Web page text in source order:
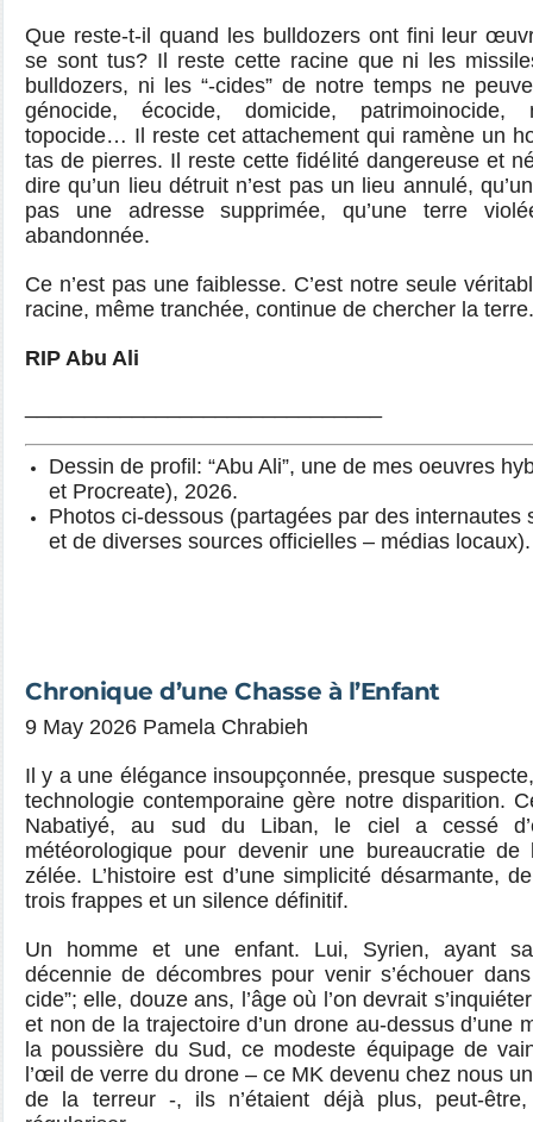
Que reste-t-il quand les bulldozers ont fini leur
se sont tus? Il reste cette racine que ni les
bulldozers, ni les “-cides” de notre temps ne
génocide, écocide, domicide, patrimoinocide,
topocide… Il reste cet attachement qui ramène un
tas de pierres. Il reste cette fidélité dangereuse et
dire qu’un lieu détruit n’est pas un lieu annulé,
pas une adresse supprimée, qu’une terre
abandonnée.
Ce n’est pas une faiblesse. C’est notre seule
racine, même tranchée, continue de chercher la terre.
RIP Abu Ali
Dessin de profil: “Abu Ali”, une de mes oeuvres
et Procreate), 2026.
Photos ci-dessous (partagées par des internautes
et de diverses sources officielles – médias locaux).
Chronique d’une Chasse à l’Enfant
9 May 2026 Pamela Chrabieh
Il y a une élégance insoupçonnée, presque
technologie contemporaine gère notre disparition.
Nabatiyé, au sud du Liban, le ciel a cessé
météorologique pour devenir une bureaucratie de
zélée. L’histoire est d’une simplicité désarmante,
trois frappes et un silence définitif.
Un homme et une enfant. Lui, Syrien, ayant
décennie de décombres pour venir s’échouer
cide”; elle, douze ans, l’âge où l’on devrait
et non de la trajectoire d’un drone au-dessus d’une
la poussière du Sud, ce modeste équipage de
l’œil de verre du drone – ce MK devenu chez nous
de la terreur -, ils n’étaient déjà plus, peut-